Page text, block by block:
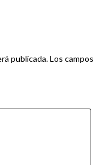
publicada.Los campos